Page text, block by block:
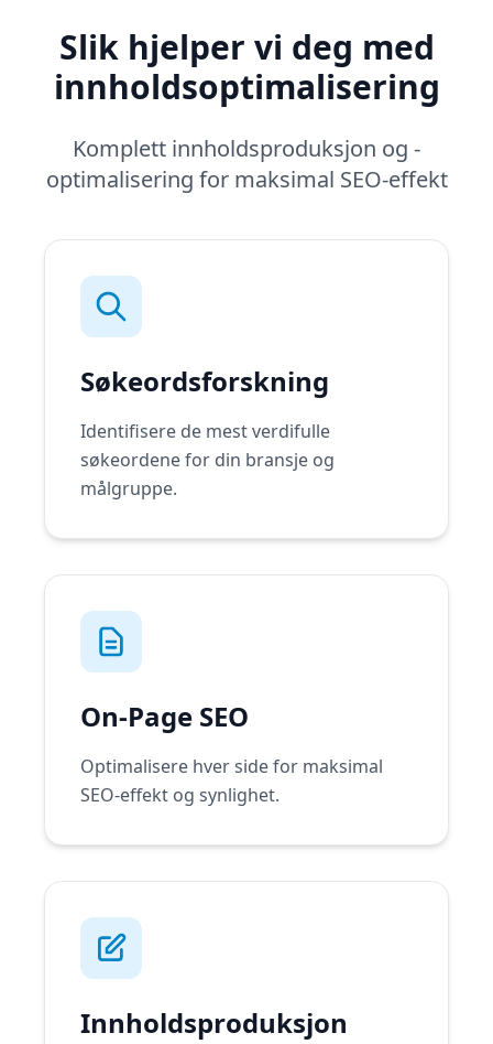
Slik hjelper vi deg med
innholdsoptimalisering
Komplett innholdsproduksjon og -
optimalisering for maksimal SEO-effekt
Søkeordsforskning
Identifisere de mest verdifulle
søkeordene for din bransje og
målgruppe.
On-Page SEO
Optimalisere hver side for maksimal
SEO-effekt og synlighet.
Innholdsproduksjon